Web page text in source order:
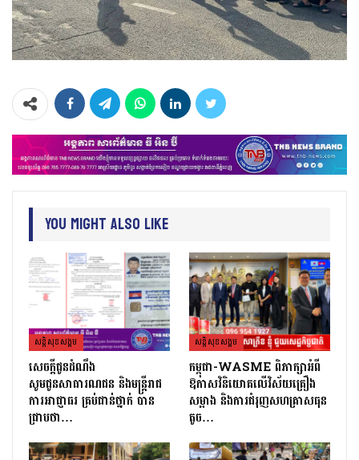
You Might Also Like
សន្តិសុខសង្គម
សេចក្ដីជូនដំណឹង
សូមជូនសាធារណជន និងមន្ត្រីរាជ
ការអាជ្ញាធរ គ្រប់ជាន់ថ្នាក់ បាន
ជ្រាបថា…
សន្តិសុខសង្គម
កម្ពុជា-WASME ពិភាក្សាអំពី
ឱកាសវិនិយោគលើវិស័យគ្រឿង
សម្អាង និងការជំរុញសហគ្រាសធុន
តូច…